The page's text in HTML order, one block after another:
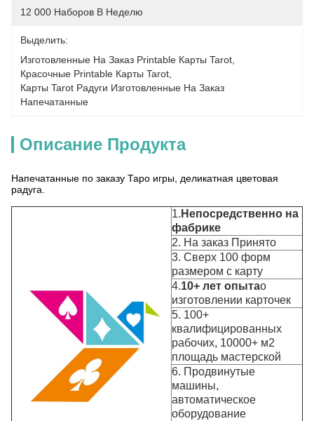
12 000 Наборов В Неделю
Выделить:
Изготовленные На Заказ Printable Карты Tarot
Красочные Printable Карты Tarot
Карты Tarot Радуги Изготовленные На Заказ
Напечатанные
Описание Продукта
Напечатанные по заказу Таро игры, деликатная цветовая
радуга.
1. Непосредственно на
фабрике
2. На заказ Принято
3. Сверх 100 форм
размером с карту
4.10+ лет опытао
изготовлении карточек
5. 100+
квалифицированных
рабочих, 10000+ м2
площадь мастерской
6. Продвинутые
машины,
автоматическое
оборудование